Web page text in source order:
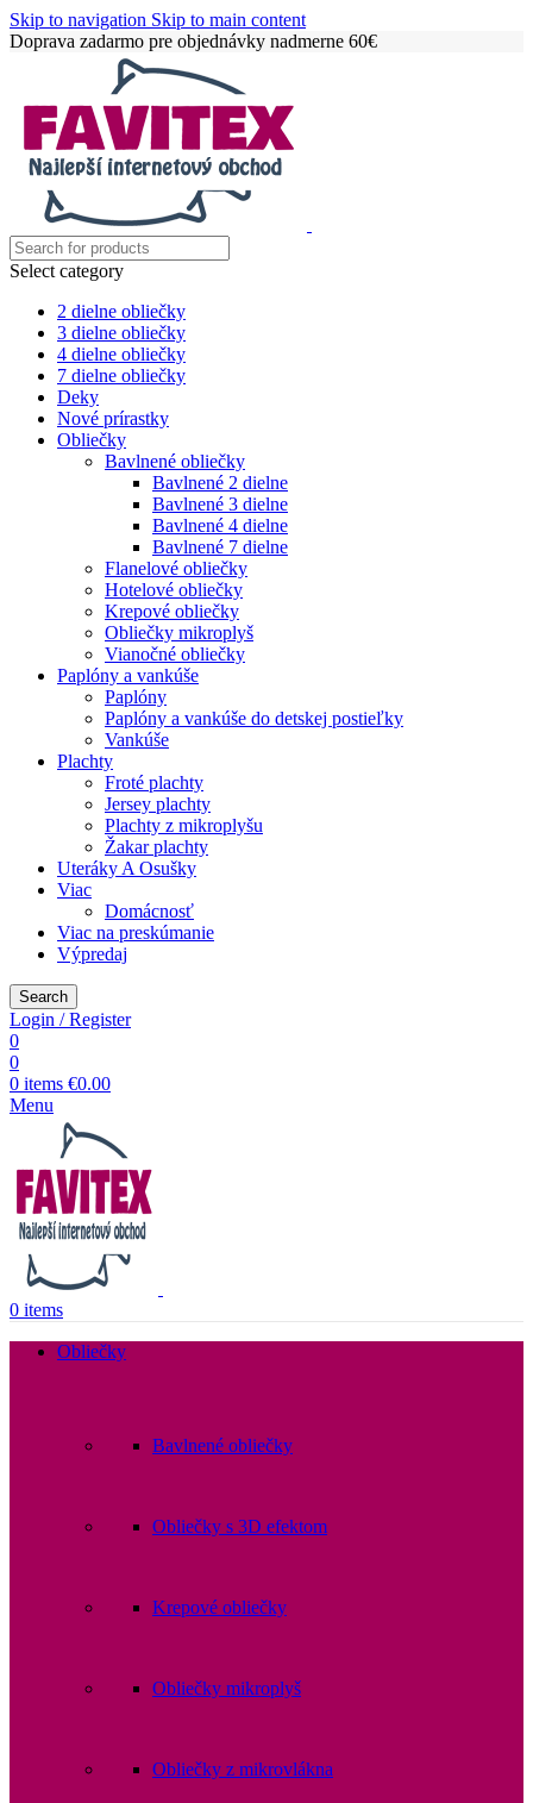
Skip to navigation Skip to main content
Doprava zadarmo pre objednávky nadmerne 60€
Select category
2 dielne obliečky
3 dielne obliečky
4 dielne obliečky
7 dielne obliečky
Deky
Nové prírastky
Obliečky
Bavlnené obliečky
Bavlnené 2 dielne
Bavlnené 3 dielne
Bavlnené 4 dielne
Bavlnené 7 dielne
Flanelové obliečky
Hotelové obliečky
Krepové obliečky
Obliečky mikroplyš
Vianočné obliečky
Paplóny a vankúše
Paplóny
Paplóny a vankúše do detskej postieľky
Vankúše
Plachty
Froté plachty
Jersey plachty
Plachty z mikroplyšu
Žakar plachty
Uteráky A Osušky
Viac
Domácnosť
Viac na preskúmanie
Výpredaj
Search
Login / Register
0
0
0 items €0.00
Menu
0 items
Obliečky
Bavlnené obliečky
Obliečky s 3D efektom
Krepové obliečky
Obliečky mikroplyš
Obliečky z mikrovlákna